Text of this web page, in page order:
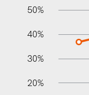
100%
50%
40%
30%
20%